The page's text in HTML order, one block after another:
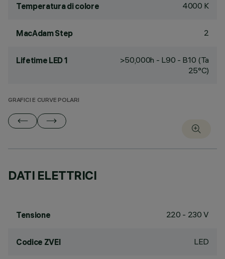
Temperatura di colore 4000 K
MacAdam Step 2
Lifetime LED 1
>50,000h - L90 - B10 (Ta
25°C)
GRAFICI E CURVE POLARI
DATI ELETTRICI
Tensione 220 - 230 V
Codice ZVEI LED